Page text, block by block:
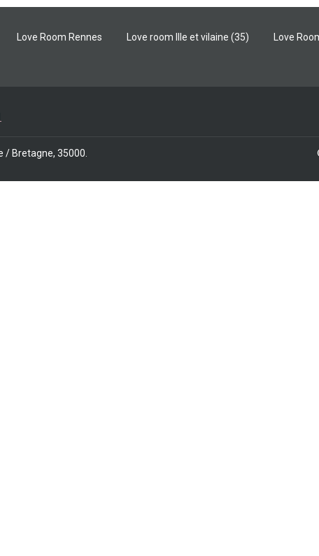
Love Room Rennes Love room Ille et vilaine (35) Love
/ Bretagne, 35000.